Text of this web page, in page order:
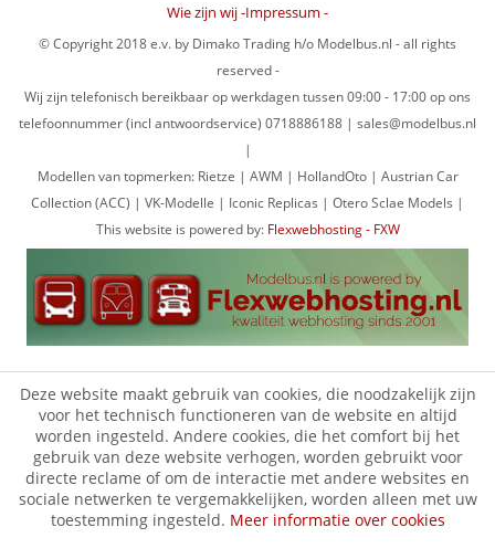
Wie zijn wij -Impressum -
© Copyright 2018 e.v. by Dimako Trading h/o Modelbus.nl - all rights
reserved -
Wij zijn telefonisch bereikbaar op werkdagen tussen 09:00 - 17:00 op ons
telefoonnummer (incl antwoordservice) 0718886188 | sales@modelbus.nl
|
Modellen van topmerken: Rietze | AWM | HollandOto | Austrian Car
Collection (ACC) | VK-Modelle | Iconic Replicas | Otero Sclae Models |
This website is powered by: Flexwebhosting - FXW
Deze website maakt gebruik van cookies, die noodzakelijk zijn
voor het technisch functioneren van de website en altijd
worden ingesteld. Andere cookies, die het comfort bij het
gebruik van deze website verhogen, worden gebruikt voor
directe reclame of om de interactie met andere websites en
sociale netwerken te vergemakkelijken, worden alleen met uw
toestemming ingesteld. Meer informatie over cookies